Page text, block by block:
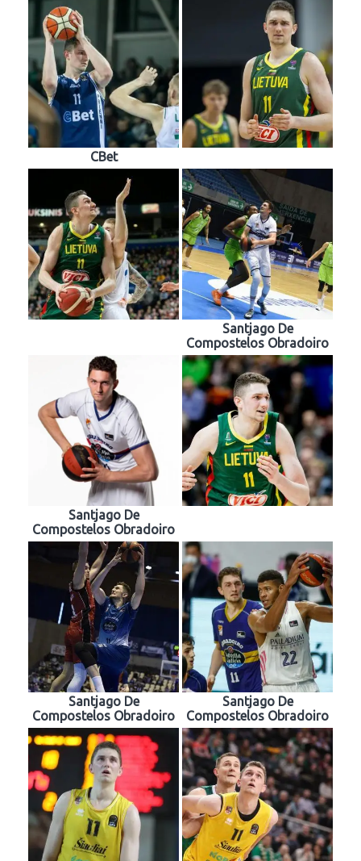
CBet
Santjago De
Compostelos Obradoiro
Santjago De
Compostelos Obradoiro
Santjago De
Compostelos Obradoiro
Santjago De
Compostelos Obradoiro